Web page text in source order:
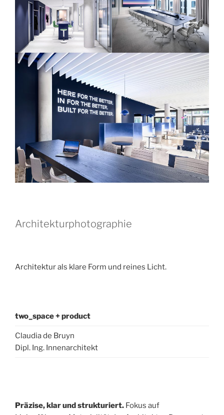
Architekturphotographie
Architektur als klare Form und reines Licht.
two_space + product
Claudia de Bruyn
Dipl. Ing. Innenarchitekt
Präzise, klar und strukturiert. Fokus auf